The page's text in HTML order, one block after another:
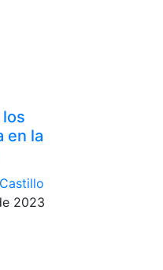
en la
2023